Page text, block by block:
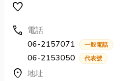
favorite
call 電話
06-2157071
一般電話
06-2153050 代表號
location_on 地址